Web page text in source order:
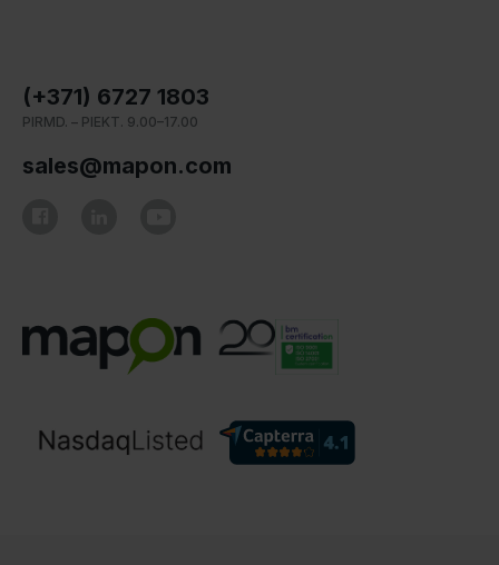
(+371) 6727 1803
PIRMD. – PIEKT. 9.00–17.00
sales@mapon.com